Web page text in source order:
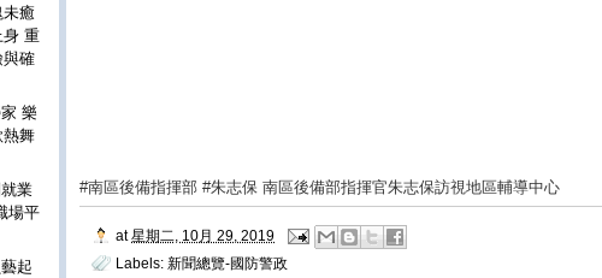
#南區後備指揮部 #朱志保 南區後備部指揮官朱志保訪視地區輔導中心
at 星期二, 10月 29, 2019
Labels: 新聞總覽-國防警政
未癒
身 重
與確
樂
熱舞
業
場平
起